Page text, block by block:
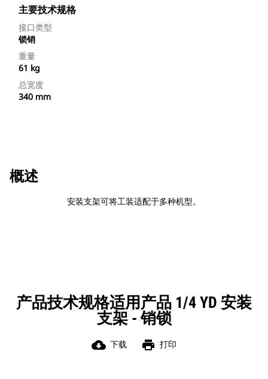
主要技术规格
接口类型
锁销
重量
61 kg
总宽度
340 mm
概述
安装支架可将工装适配于多种机型。
产品技术规格适用产品 1/4 YD 安装
支架 - 销锁
cloud_download 下载 print 打印